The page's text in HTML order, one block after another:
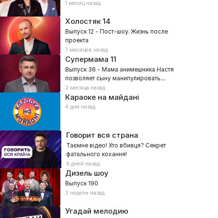
1 месяц назад
Холостяк14
Выпуск 12 - Пост-шоу. Жизнь после
проекта
7 месяцев назад
Супермама 11
Выпуск 36 - Мама анимешника Настя
позволяет сыну манипулировать
собой?
2 месяца назад
Караоке на майдані
4 дня назад
Говорит вся страна
Таємне відео! Хто вбивця? Секрет
фатального кохання!
6 дней назад
Дизель шоу
Выпуск 190
2 недели назад
Угадай мелодию